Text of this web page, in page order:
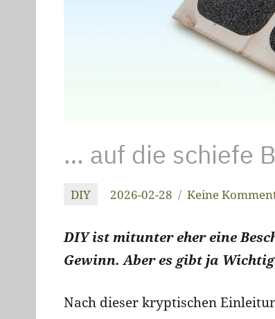
… auf die schiefe
DIY 2026-02-28
christiandrab
Keine
DIY ist mitunter eher eine
Gewinn. Aber es gibt ja
Nach dieser kryptischen